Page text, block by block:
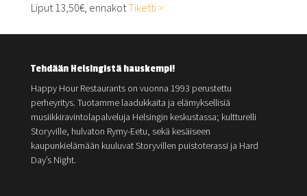
Liput 13,50€, ennakotTiketti >
Tehdään Helsingistä hauskempi!
Happy Hour Restaurants on vuonna 1993 perustettu
perheyritys. Tuotamme laadukkaita ja elämyksellisiä
musiikkiravintolapalveluja Helsingin keskustassa; kultturelli
Storyville, hulvaton Rymy-Eetu, sekä kesäiseen
kaupunkielämään kuuluvat Storyvillen puistoterassi ja Hard
Day’s Night.